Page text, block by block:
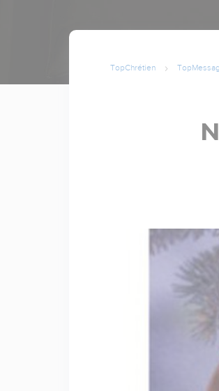
TopChrétien